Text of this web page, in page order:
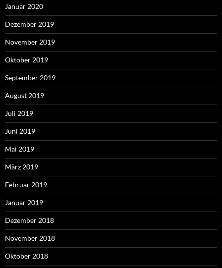
Januar 2020
Dezember 2019
November 2019
Oktober 2019
September 2019
August 2019
Juli 2019
Juni 2019
Mai 2019
März 2019
Februar 2019
Januar 2019
Dezember 2018
November 2018
Oktober 2018